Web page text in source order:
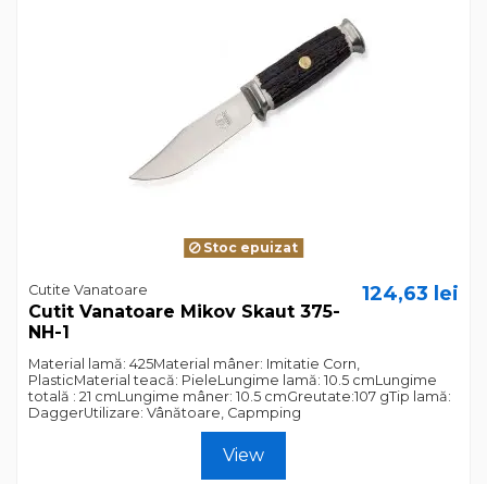
Stoc epuizat
Cutite Vanatoare
Cutit Vanatoare Mikov Skaut 375-
NH-1
124,63 lei
Material lamă: 425Material mâner: Imitatie Corn,
PlasticMaterial teacă: PieleLungime lamă: 10.5 cmLungime
totală : 21 cmLungime mâner: 10.5 cmGreutate:107 gTip lamă:
DaggerUtilizare: Vânătoare, Capmping
View